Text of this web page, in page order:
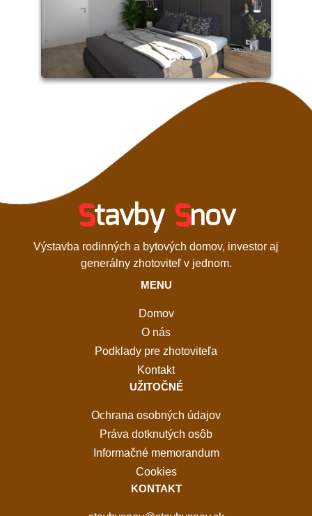
Stavby Snov
Výstavba rodinných a bytových domov, investor aj
generálny zhotoviteľ v jednom.
MENU
Domov
O nás
Podklady pre zhotoviteľa
Kontakt
UŽITOČNÉ
Ochrana osobných údajov
Práva dotknutých osôb
Informačné memorandum
Cookies
KONTAKT